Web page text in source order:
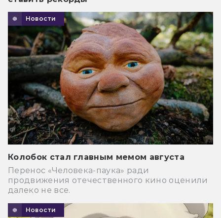
Новости
Колобок стал главным мемом августа
Перенос «Человека-паука» ради
продвижения отечественного кино оценили
далеко не все.
Новости